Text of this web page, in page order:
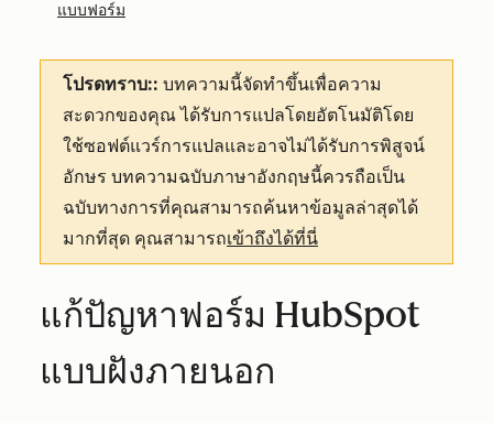
แบบฟอร์ม
โปรดทราบ:: บทความนี้จัดทำขึ้นเพื่อความ
สะดวกของคุณได้รับการแปลโดยอัตโนมัติโดย
ใช้ซอฟต์แวร์การแปลและอาจไม่ได้รับการพิสูจน์
อักษร บทความฉบับภาษาอังกฤษนี้ควรถือเป็น
ฉบับทางการที่คุณสามารถค้นหาข้อมูลล่าสุดได้
มากที่สุด คุณสามารถเข้าถึงได้ที่นี่
แก้ปัญหาฟอร์ม HubSpot
แบบฝังภายนอก